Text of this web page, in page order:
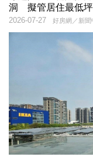
洞 擬管居住最低坪
好房網／新聞
2026-07-27